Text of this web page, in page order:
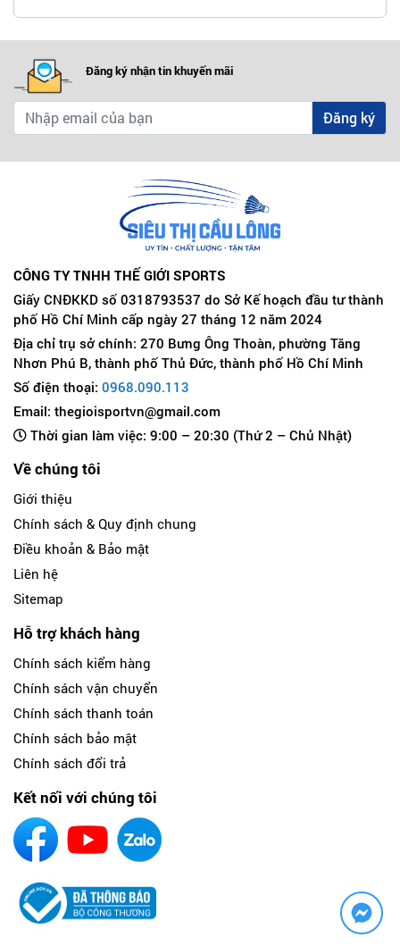
Đăng ký nhận tin khuyến mãi
Đăng ký
CÔNG TY TNHH THẾ GIỚI SPORTS
Giấy CNĐKKD số 0318793537 do Sở Kế hoạch đầu tư thành
phố Hồ Chí Minh cấp ngày 27 tháng 12 năm 2024
Địa chỉ trụ sở chính: 270 Bưng Ông Thoàn, phường Tăng
Nhơn Phú B, thành phố Thủ Đức, thành phố Hồ Chí Minh
Số điện thoại: 0968.090.113
Email: thegioisportvn@gmail.com
Thời gian làm việc: 9:00 – 20:30 (Thứ 2 – Chủ Nhật)
Về chúng tôi
Giới thiệu
Chính sách & Quy định chung
Điều khoản & Bảo mật
Liên hệ
Sitemap
Hỗ trợ khách hàng
Chính sách kiểm hàng
Chính sách vận chuyển
Chính sách thanh toán
Chính sách bảo mật
Chính sách đổi trả
Kết nối với chúng tôi